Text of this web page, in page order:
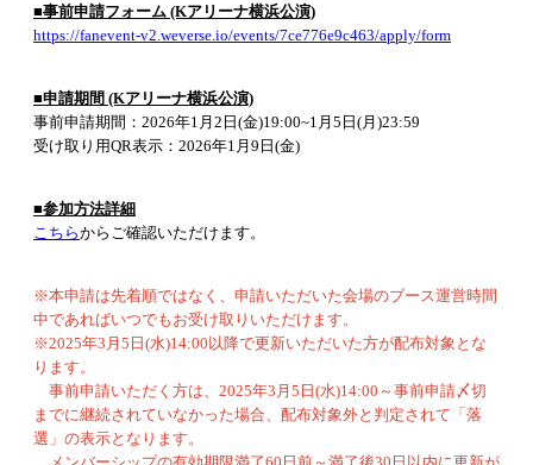
■事前申請フォーム (Kアリーナ横浜公演)
https://fanevent-v2.weverse.io/events/7ce776e9c463/apply/form
■申請期間 (Kアリーナ横浜公演)
事前申請期間：2026年1月2日(金)19:00~1月5日(月)23:59
受け取り用QR表示：2026年1月9日(金)
■参加方法詳細
こちらからご確認いただけます。
※本申請は先着順ではなく、申請いただいた会場のブース運営時間
中であればいつでもお受け取りいただけます。
※2025年3月5日(水)14:00以降で更新いただいた方が配布対象とな
ります。
事前申請いただく方は、2025年3月5日(水)14:00～事前申請〆切
までに継続されていなかった場合、配布対象外と判定されて「落
選」の表示となります。